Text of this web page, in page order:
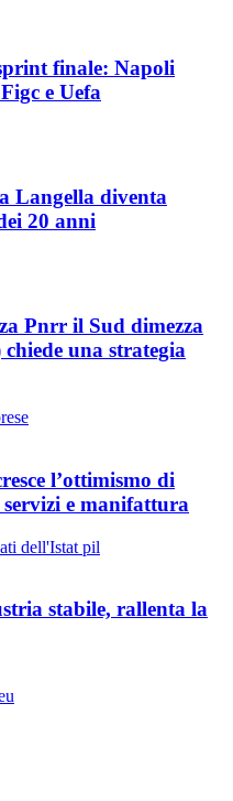
finale: Napoli
e Uefa
Langella diventa
20 anni
Pnrr il Sud dimezza
una strategia
l’ottimismo di
e manifattura
stabile, rallenta la